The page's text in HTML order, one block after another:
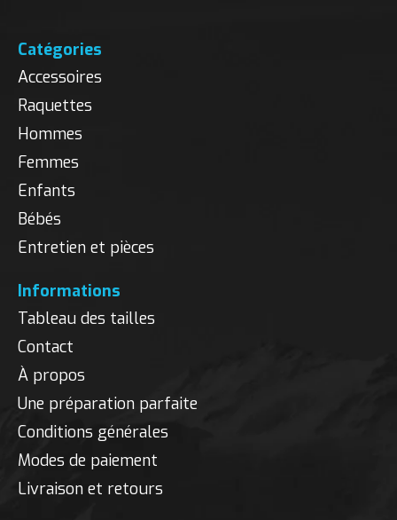
Catégories
Accessoires
Raquettes
Hommes
Femmes
Enfants
Bébés
Entretien et pièces
Informations
Tableau des tailles
Contact
À propos
Une préparation parfaite
Conditions générales
Modes de paiement
Livraison et retours